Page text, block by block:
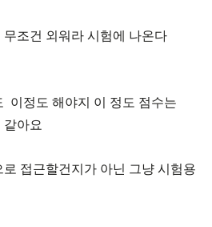
조건 외워라 시험에 나온다
이정도 해야지 이 정도 점수는
같아요
접근할건지가 아닌 그냥 시험용